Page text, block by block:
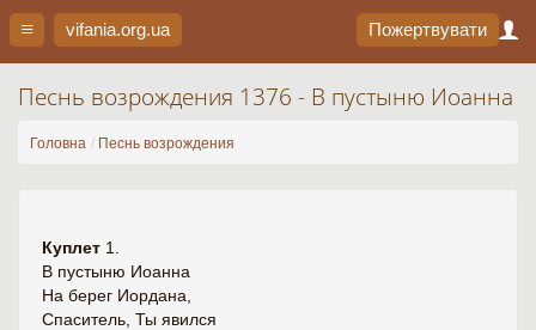
vifania.org.ua Пожертвувати
Песнь возрождения 1376 - В пустыню Иоанна
Головна Песнь возрождения
Куплет 1.
В пустыню Иоанна
На берег Иордана,
Спаситель, Ты явился